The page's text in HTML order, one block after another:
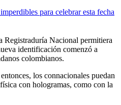
para celebrar esta fecha
Registraduría Nacional permitiera
identificación comenzó a
colombianos.
los connacionales puedan
con hologramas, como con la